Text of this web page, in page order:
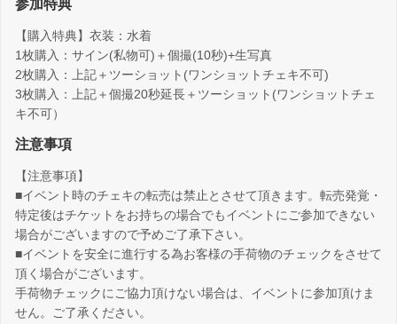
参加特典
【購入特典】衣装：水着
1枚購入：サイン(私物可)＋個撮(10秒)+生写真
2枚購入：上記＋ツーショット(ワンショットチェキ不可)
3枚購入：上記＋個撮20秒延長＋ツーショット(ワンショットチェ
キ不可）
注意事項
【注意事項】
■イベント時のチェキの転売は禁止とさせて頂きます。転売発覚・
特定後はチケットをお持ちの場合でもイベントにご参加できない
場合がございますので予めご了承下さい。
■イベントを安全に進行する為お客様の手荷物のチェックをさせて
頂く場合がございます。
手荷物チェックにご協力頂けない場合は、イベントに参加頂けま
せん。ご了承ください。